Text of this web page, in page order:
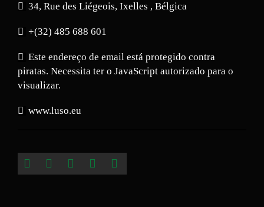
34, Rue des Liégeois, Ixelles , Bélgica
+(32) 485 688 601
Este endereço de email está protegido contra
piratas. Necessita ter o JavaScript autorizado para o
visualizar.
www.luso.eu